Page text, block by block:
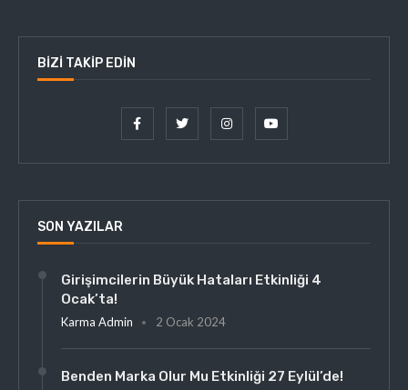
BIZI TAKIP EDIN
SON YAZILAR
Girişimcilerin Büyük Hataları Etkinliği 4
Ocak’ta!
Karma Admin 2 Ocak 2024
Benden Marka Olur Mu Etkinliği 27 Eylül’de!